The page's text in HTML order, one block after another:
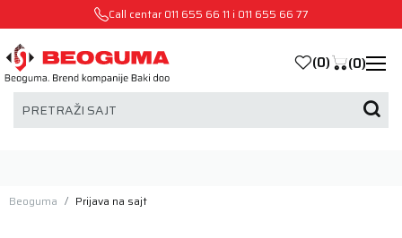
Call centar 011 655 66 11 i 011 655 66 77
PRETRAŽI SAJT
(0) (0)
Beoguma Prijava na sajt